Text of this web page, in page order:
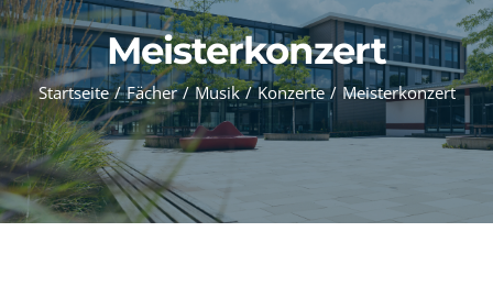
Meisterkonzert
Startseite / Fächer / Musik / Konzerte / Meisterkonzert